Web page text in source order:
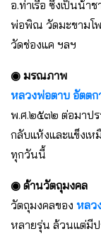
อ.ท่าเรือ ซึ่งเป็นน้า
พ่อพิณ วัดมะขามโ
วัดช่องแค ฯลฯ
◉ มรณภาพ
หลวงพ่อตาบ อัตตก
พ.ศ.๒๕๓๒ ต่อมาปร
กลับแห้งและแข็งเ
ทุกวันนี้
◉ ด้านวัตถุมงคล
วัตถุมงคลของ หลว
หลายรุ่น ล้วนแต่มีป